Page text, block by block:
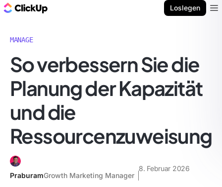
Loslegen
MANAGE
So verbessern Sie die
Planung der Kapazität
und die
Ressourcenzuweisung
PraburamGrowth Marketing Manager
8. Februar 2026